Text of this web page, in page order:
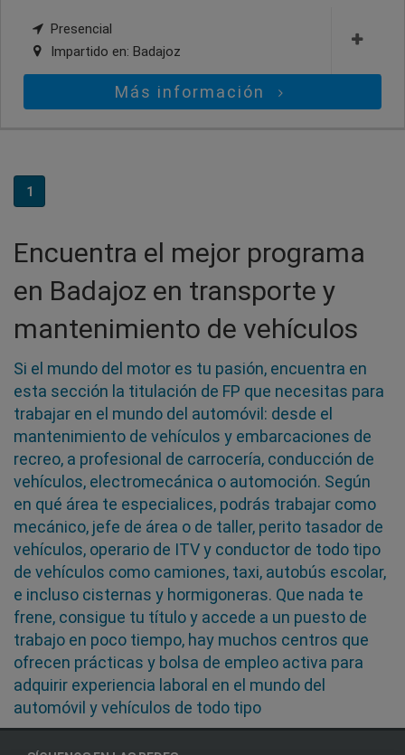
Presencial
Impartido en: Badajoz
Más información
1
Encuentra el mejor programa
en Badajoz en transporte y
mantenimiento de vehículos
Si el mundo del motor es tu pasión, encuentra en
esta sección la titulación de FP que necesitas para
trabajar en el mundo del automóvil: desde el
mantenimiento de vehículos y embarcaciones de
recreo, a profesional de carrocería, conducción de
vehículos, electromecánica o automoción. Según
en qué área te especialices, podrás trabajar como
mecánico, jefe de área o de taller, perito tasador de
vehículos, operario de ITV y conductor de todo tipo
de vehículos como camiones, taxi, autobús escolar,
e incluso cisternas y hormigoneras. Que nada te
frene, consigue tu título y accede a un puesto de
trabajo en poco tiempo, hay muchos centros que
ofrecen prácticas y bolsa de empleo activa para
adquirir experiencia laboral en el mundo del
automóvil y vehículos de todo tipo